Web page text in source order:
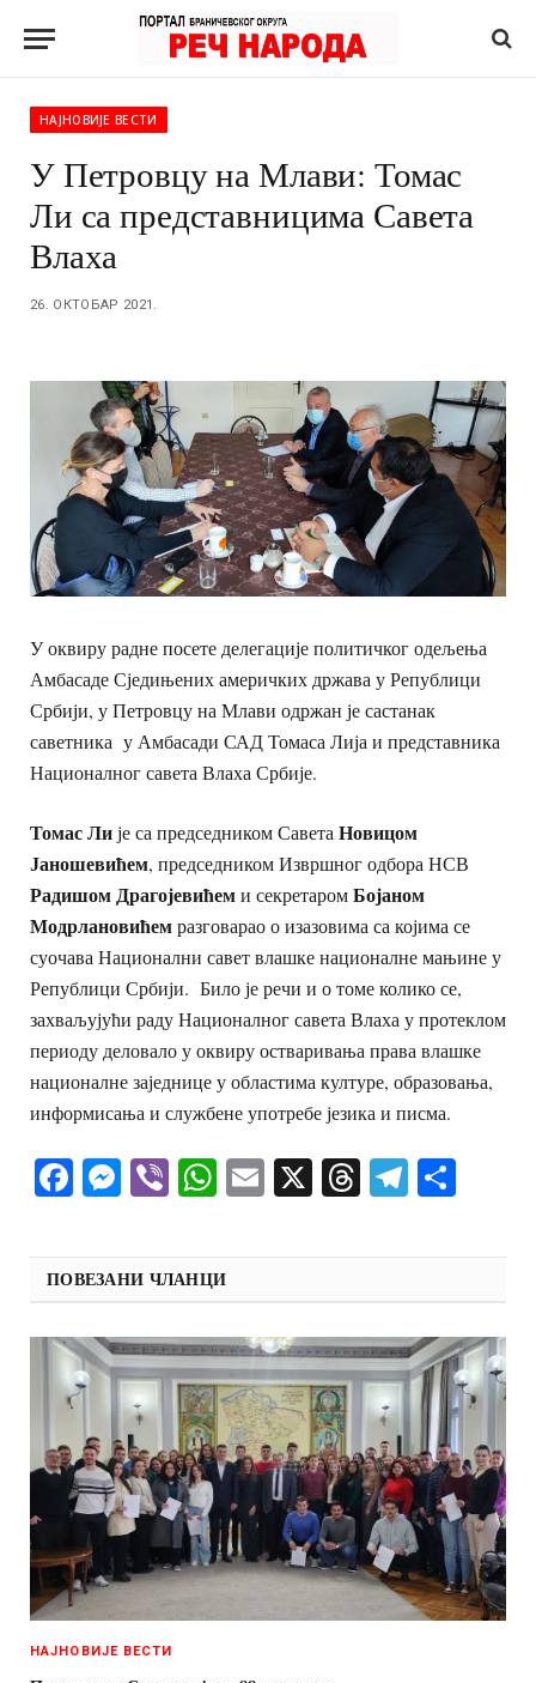
НАЈНОВИЈЕ ВЕСТИ
У Петровцу на Млави: Томас
Ли са представницима Савета
Влаха
26. ОКТОБАР 2021.
У оквиру радне посете делегације политичког одељења
Амбасаде Сједињених америчких држава у Републици
Србији, у Петровцу на Млави одржан је састанак
саветника у Амбасади САД Томаса Лија и представника
Националног савета Влаха Србије.
Томас Лије са председником Савета Новицом
Јаношевићем, председником Извршног одбора НСВ
Радишом Драгојевићеми секретаромБојаном
Модрлановићемразговарао о изазовима са којима се
суочава Национални савет влашке националне мањине у
Републици Србији. Било је речи и о томе колико се,
захваљујући раду Националног савета Влаха у протеклом
периоду деловало у оквиру остваривања права влашке
националне заједнице у областима културе, образовања,
информисања и службене употребе језика и писма.
Facebook
Messenger
ViberWhatsApp
Email
X Threads
ПОВЕЗАНИ ЧЛАНЦИ
НАЈНОВИЈЕ ВЕСТИ